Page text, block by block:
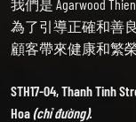
我們是 Agarwood
為了引導正確和善良
顧客帶來健康和繁
STH17-04, Thanh Tinh
Hoa(chỉ đường).